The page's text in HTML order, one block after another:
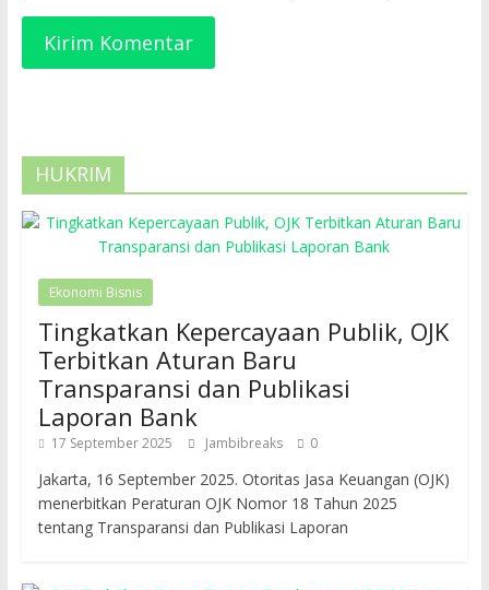
HUKRIM
Ekonomi Bisnis
Tingkatkan Kepercayaan Publik, OJK
Terbitkan Aturan Baru
Transparansi dan Publikasi
Laporan Bank
17 September 2025 Jambibreaks 0
Jakarta, 16 September 2025. Otoritas Jasa Keuangan (OJK)
menerbitkan Peraturan OJK Nomor 18 Tahun 2025
tentang Transparansi dan Publikasi Laporan